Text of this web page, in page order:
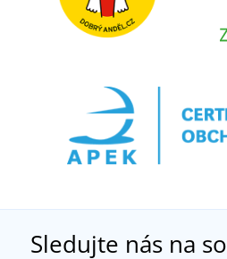
Sledujte nás na